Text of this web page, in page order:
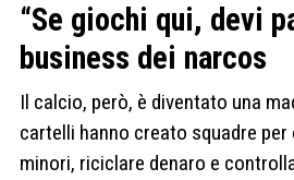
“Se giochi qui, devi
business dei narcos
Il calcio, però, è diventato una
cartelli hanno creato squadre
minori, riciclare denaro e